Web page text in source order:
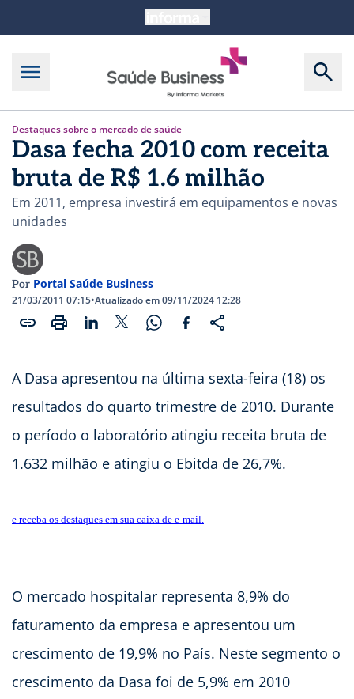
Destaques sobre o mercado de saúde
Dasa fecha 2010 com receita
bruta de R$ 1.6 milhão
Em 2011, empresa investirá em equipamentos e novas
unidades
Por Portal Saúde Business
21/03/2011 07:15•Atualizado em 09/11/2024 12:28
A Dasa apresentou na última sexta-feira (18) os
resultados do quarto trimestre de 2010. Durante
o período o laboratório atingiu receita bruta de
1.632 milhão e atingiu o Ebitda de 26,7%.
e receba os destaques em sua caixa de e-mail.
O mercado hospitalar representa 8,9% do
faturamento da empresa e apresentou um
crescimento de 19,9% no País. Neste segmento o
crescimento da Dasa foi de 5,9% em 2010